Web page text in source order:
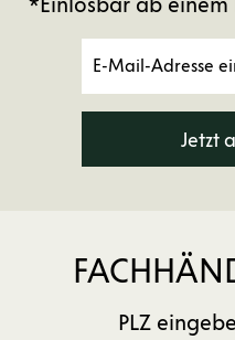
Jetzt
PLZ